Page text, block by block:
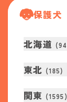
保護犬
北海道 (94
東北 (185)
関東 (1595 )